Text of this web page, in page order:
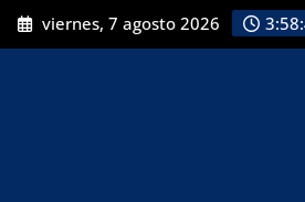
viernes, 7 agosto 2026